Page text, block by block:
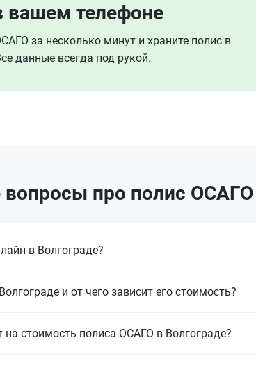
вашем телефоне
за несколько минут и храните полис в
данные всегда под рукой.
про полис ОСАГО
в Волгограде?
и от чего зависит его стоимость?
стоимость полиса ОСАГО в Волгограде?